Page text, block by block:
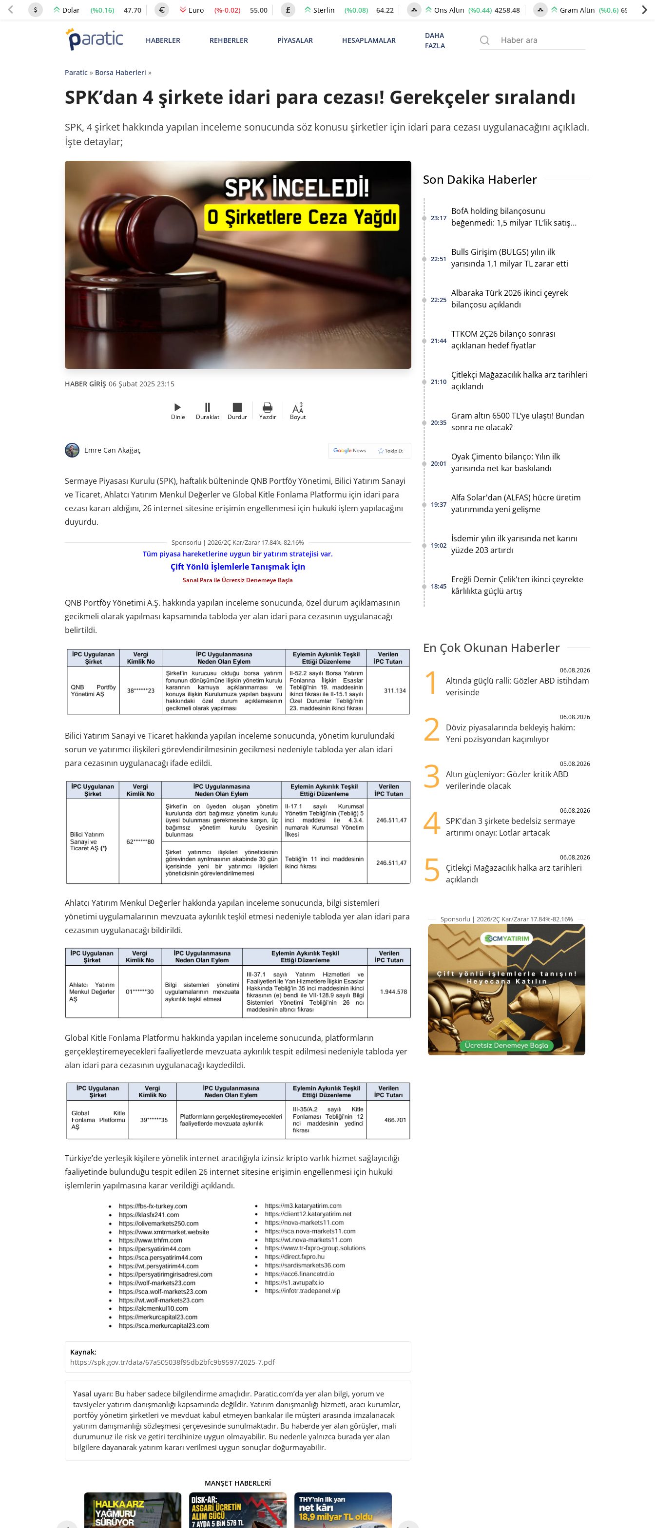
Dolar (%0.16) 47.70 Euro (%-0.02) 55.00 Sterlin (%0.08) 64.22 Ons Altın (%0.44) 4258.48 Gram Altın (%0.6) 6531.50
HABERLER REHBERLER PİYASALAR HESAPLAMALAR
DAHA
FAZLA
Paratic» Borsa Haberleri »
SPK’dan 4 şirkete idari para cezası! Gerekçeler sıralandı
SPK, 4 şirket hakkında yapılan inceleme sonucunda söz konusu şirketler için idari para cezası uygulanacağını açıkladı.
İşte detaylar;
HABER GİRİŞ 06 Şubat 2025 23:15
Dinle Duraklat Durdur Yazdır Boyut
Emre Can Akağaç
Sermaye Piyasası Kurulu (SPK), haftalık bülteninde QNB Portföy Yönetimi, Bilici Yatırım Sanayi
ve Ticaret, Ahlatcı Yatırım Menkul Değerler ve Global Kitle Fonlama Platformu için idari para
cezası kararı aldığını, 26 internet sitesine erişimin engellenmesi için hukuki işlem yapılacağını
duyurdu.
Sponsorlu | 2026/2Ç Kar/Zarar 17.84%-82.16%
Tüm piyasa hareketlerine uygun bir yatırım stratejisi var.
Çift Yönlü İşlemlerle Tanışmak İçin
Sanal Para ile Ücretsiz Denemeye Başla
QNB Portföy Yönetimi A.Ş. hakkında yapılan inceleme sonucunda, özel durum açıklamasının
gecikmeli olarak yapılması kapsamında tabloda yer alan idari para cezasının uygulanacağı
belirtildi.
Bilici Yatırım Sanayi ve Ticaret hakkında yapılan inceleme sonucunda, yönetim kurulundaki
sorun ve yatırımcı ilişkileri görevlendirilmesinin gecikmesi nedeniyle tabloda yer alan idari
para cezasının uygulanacağı ifade edildi.
Ahlatcı Yatırım Menkul Değerler hakkında yapılan inceleme sonucunda, bilgi sistemleri
yönetimi uygulamalarının mevzuata aykırılık teşkil etmesi nedeniyle tabloda yer alan idari para
cezasının uygulanacağı bildirildi.
Global Kitle Fonlama Platformu hakkında yapılan inceleme sonucunda, platformların
gerçekleştiremeyecekleri faaliyetlerde mevzuata aykırılık tespit edilmesi nedeniyle tabloda yer
alan idari para cezasının uygulanacağı kaydedildi.
Türkiye’de yerleşik kişilere yönelik internet aracılığıyla izinsiz kripto varlık hizmet sağlayıcılığı
faaliyetinde bulunduğu tespit edilen 26 internet sitesine erişimin engellenmesi için hukuki
işlemlerin yapılmasına karar verildiği açıklandı.
Kaynak:
https://spk.gov.tr/data/67a505038f95db2bfc9b9597/2025-7.pdf
Yasal uyarı: Bu haber sadece bilgilendirme amaçlıdır. Paratic.com’da yer alan bilgi, yorum ve
tavsiyeler yatırım danışmanlığı kapsamında değildir. Yatırım danışmanlığı hizmeti, aracı kurumlar,
portföy yönetim şirketleri ve mevduat kabul etmeyen bankalar ile müşteri arasında imzalanacak
yatırım danışmanlığı sözleşmesi çerçevesinde sunulmaktadır. Bu haberde yer alan görüşler, mali
durumunuz ile risk ve getiri tercihinize uygun olmayabilir. Bu nedenle yalnızca burada yer alan
bilgilere dayanarak yatırım kararı verilmesi uygun sonuçlar doğurmayabilir.
MANŞET HABERLERI
Son Dakika Haberler
23:17
BofA holding bilançosunu
beğenmedi: 1,5 milyar TL’lik satış
22:51
Bulls Girişim (BULGS) yılın ilk
yarısında 1,1 milyar TL zarar etti
22:25
Albaraka Türk 2026 ikinci çeyrek
bilançosu açıklandı
21:44
TTKOM 2Ç26 bilanço sonrası
açıklanan hedef fiyatlar
21:10
Çitlekçi Mağazacılık halka arz tarihleri
açıklandı
20:35
Gram altın 6500 TL’ye ulaştı! Bundan
sonra ne olacak?
20:01
Oyak Çimento bilanço: Yılın ilk
yarısında net kar baskılandı
19:37
Alfa Solar'dan (ALFAS) hücre üretim
yatırımında yeni gelişme
19:02
İsdemir yılın ilk yarısında net karını
yüzde 203 artırdı
18:45
Ereğli Demir Çelik'ten ikinci çeyrekte
kârlılıkta güçlü artış
En Çok Okunan Haberler
1 06.08.2026
Altında güçlü ralli: Gözler ABD istihdam
verisinde
2 06.08.2026
Döviz piyasalarında bekleyiş hakim:
Yeni pozisyondan kaçınılıyor
3 05.08.2026
Altın güçleniyor: Gözler kritik ABD
verilerinde olacak
4 06.08.2026
SPK'dan 3 şirkete bedelsiz sermaye
artırımı onayı: Lotlar artacak
5 06.08.2026
Çitlekçi Mağazacılık halka arz tarihleri
açıklandı
Sponsorlu | 2026/2Ç Kar/Zarar 17.84%-82.16%